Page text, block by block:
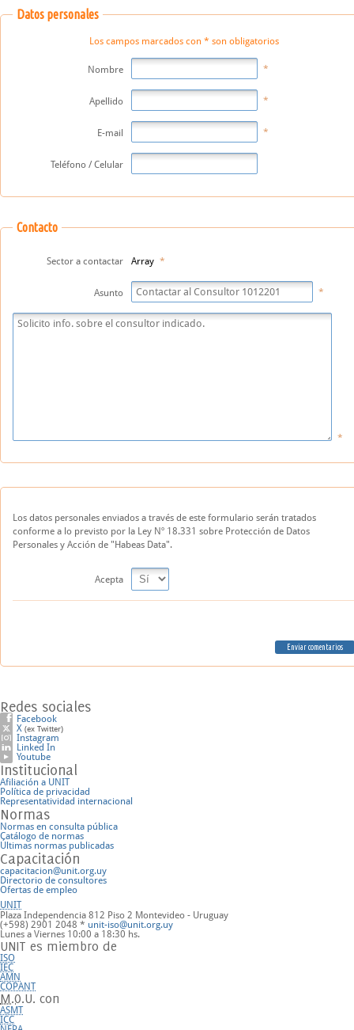
Datos personales
Los campos marcados con * son obligatorios
Nombre
Apellido
E-mail
Teléfono / Celular
Contacto
Sector a contactar Array
Asunto
Los datos personales enviados a través de este formulario serán tratados
conforme a lo previsto por la Ley Nº 18.331 sobre Protección de Datos
Personales y Acción de "Habeas Data".
Acepta
Enviar comentarios
Redes sociales
Facebook
X (ex Twitter)
Instagram
Linked In
Youtube
Institucional
Afiliación a UNIT
Política de privacidad
Representatividad internacional
Normas
Normas en consulta pública
Catálogo de normas
Últimas normas publicadas
Capacitación
capacitacion@unit.org.uy
Directorio de consultores
Ofertas de empleo
UNIT
Plaza Independencia 812 Piso 2 Montevideo - Uruguay
(+598) 2901 2048 * unit-iso@unit.org.uy
Lunes a Viernes 10:00 a 18:30 hs.
UNIT es miembro de
ISO
IEC
AMN
COPANT
M.O.U. con
ASMT
ICC